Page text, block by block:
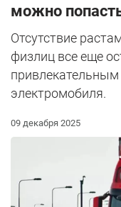
можно
Отсутствие
физлиц все еще
электромобиля.
09 декабря 2025